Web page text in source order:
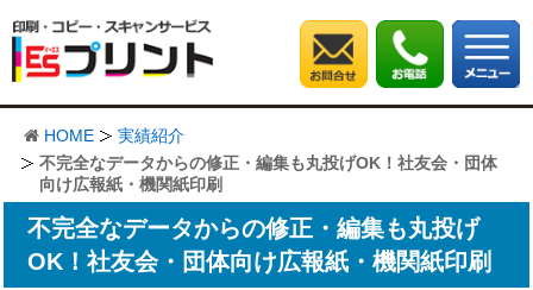
HOME
実績紹介
不完全なデータからの修正・編集も丸投げOK！社友会・団体
向け広報紙・機関紙印刷
不完全なデータからの修正・編集も丸投げ
OK！社友会・団体向け広報紙・機関紙印刷